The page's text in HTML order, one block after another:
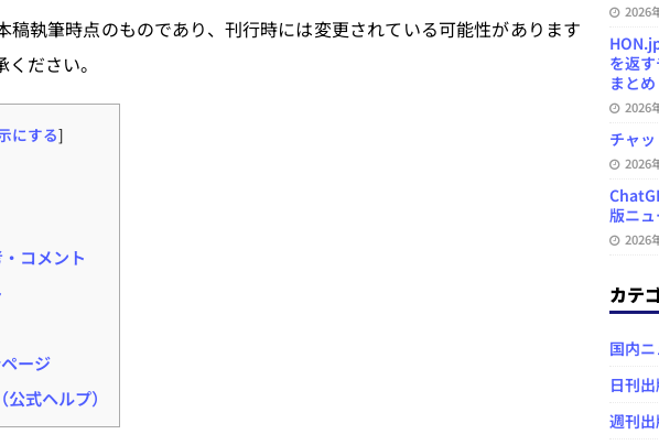
執筆時点のものであり、刊行時には変更されている可能性があります
ださい。
にする]
コメント
ージ
式ヘルプ）
2026
を返
まと
2026
チャ
2026
版ニ
2026
カテ
国内
日刊
週刊